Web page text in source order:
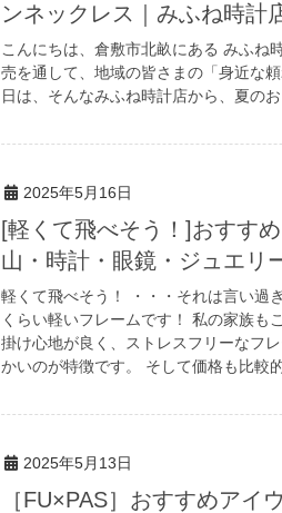
ンネックレス｜みふね時計
こんにちは、倉敷市北畝にある みふね
売を通して、地域の皆さまの「身近な
日は、そんなみふね時計店から、夏の
2025年5月16日
[軽くて飛べそう！]おすす
山・時計・眼鏡・ジュエリ
軽くて飛べそう！ ・・・それは言い過
くらい軽いフレームです！ 私の家族も
掛け心地が良く、ストレスフリーなフ
かいのが特徴です。 そして価格も比較
2025年5月13日
［FU×PAS］おすすめアイ